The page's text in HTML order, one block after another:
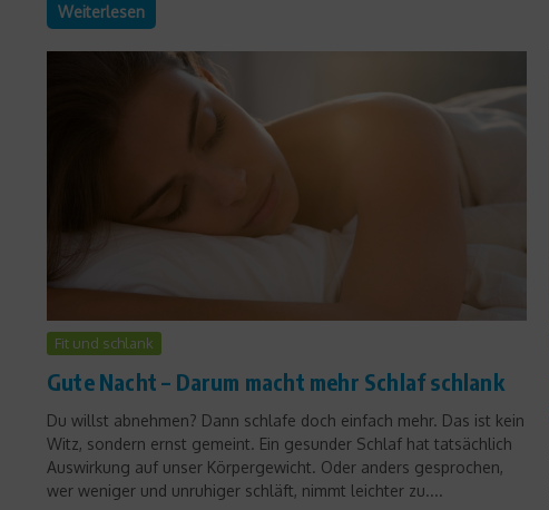
Weiterlesen
Fit und schlank
Gute Nacht – Darum macht mehr Schlaf schlank
Du willst abnehmen? Dann schlafe doch einfach mehr. Das ist kein
Witz, sondern ernst gemeint. Ein gesunder Schlaf hat tatsächlich
Auswirkung auf unser Körpergewicht. Oder anders gesprochen,
wer weniger und unruhiger schläft, nimmt leichter zu....